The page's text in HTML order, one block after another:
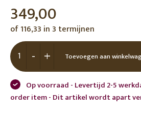
349,00
of 116,33 in 3 termijnen
+
- Toevoegen aan
Op voorraad - Levertijd 2-5
order item - Dit artikel wordt apart